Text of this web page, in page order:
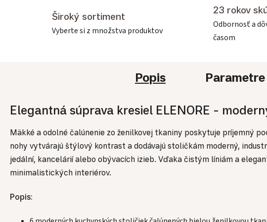
Široký sortiment
Vyberte si z množstva produktov
23 rokov
Odbornosť a
časom
Popis Parametre
Elegantná súprava kresiel ELENORE -
Mäkké a odolné čalúnenie zo ženilkovej tkaniny poskytuje príjemný
nohy vytvárajú štýlový kontrast a dodávajú stoličkám moderný,
jedální, kancelárií alebo obývacích izieb. Vďaka čistým líniám a
minimalistických interiérov.
Popis: